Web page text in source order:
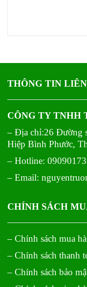
THÔNG TIN
CÔNG TY TNHH
– Địa chỉ:26 Đường
Hiệp Bình Phước,
– Hotline:
– Email:
CHÍNH SÁCH
– Chính sách mua
– Chính sách thanh
– Chính sách bảo